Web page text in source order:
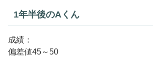
1年半後のAくん
成績：
偏差値45～50